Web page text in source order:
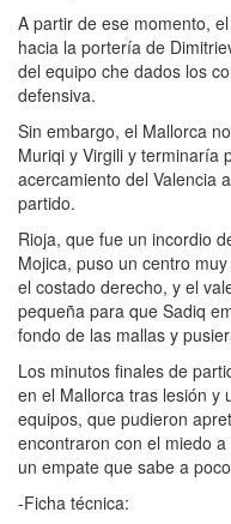
A partir de ese momento,
hacia la portería de
del equipo che dados los
defensiva.
Sin embargo, el Mallorca
Muriqi y Virgili y terminaría
acercamiento del Valencia
partido.
Rioja, que fue un incordio
Mojica, puso un centro
el costado derecho, y el
pequeña para que Sadiq
fondo de las mallas y
Los minutos finales de
en el Mallorca tras lesión y
equipos, que pudieron
encontraron con el miedo
un empate que sabe a
-Ficha técnica: